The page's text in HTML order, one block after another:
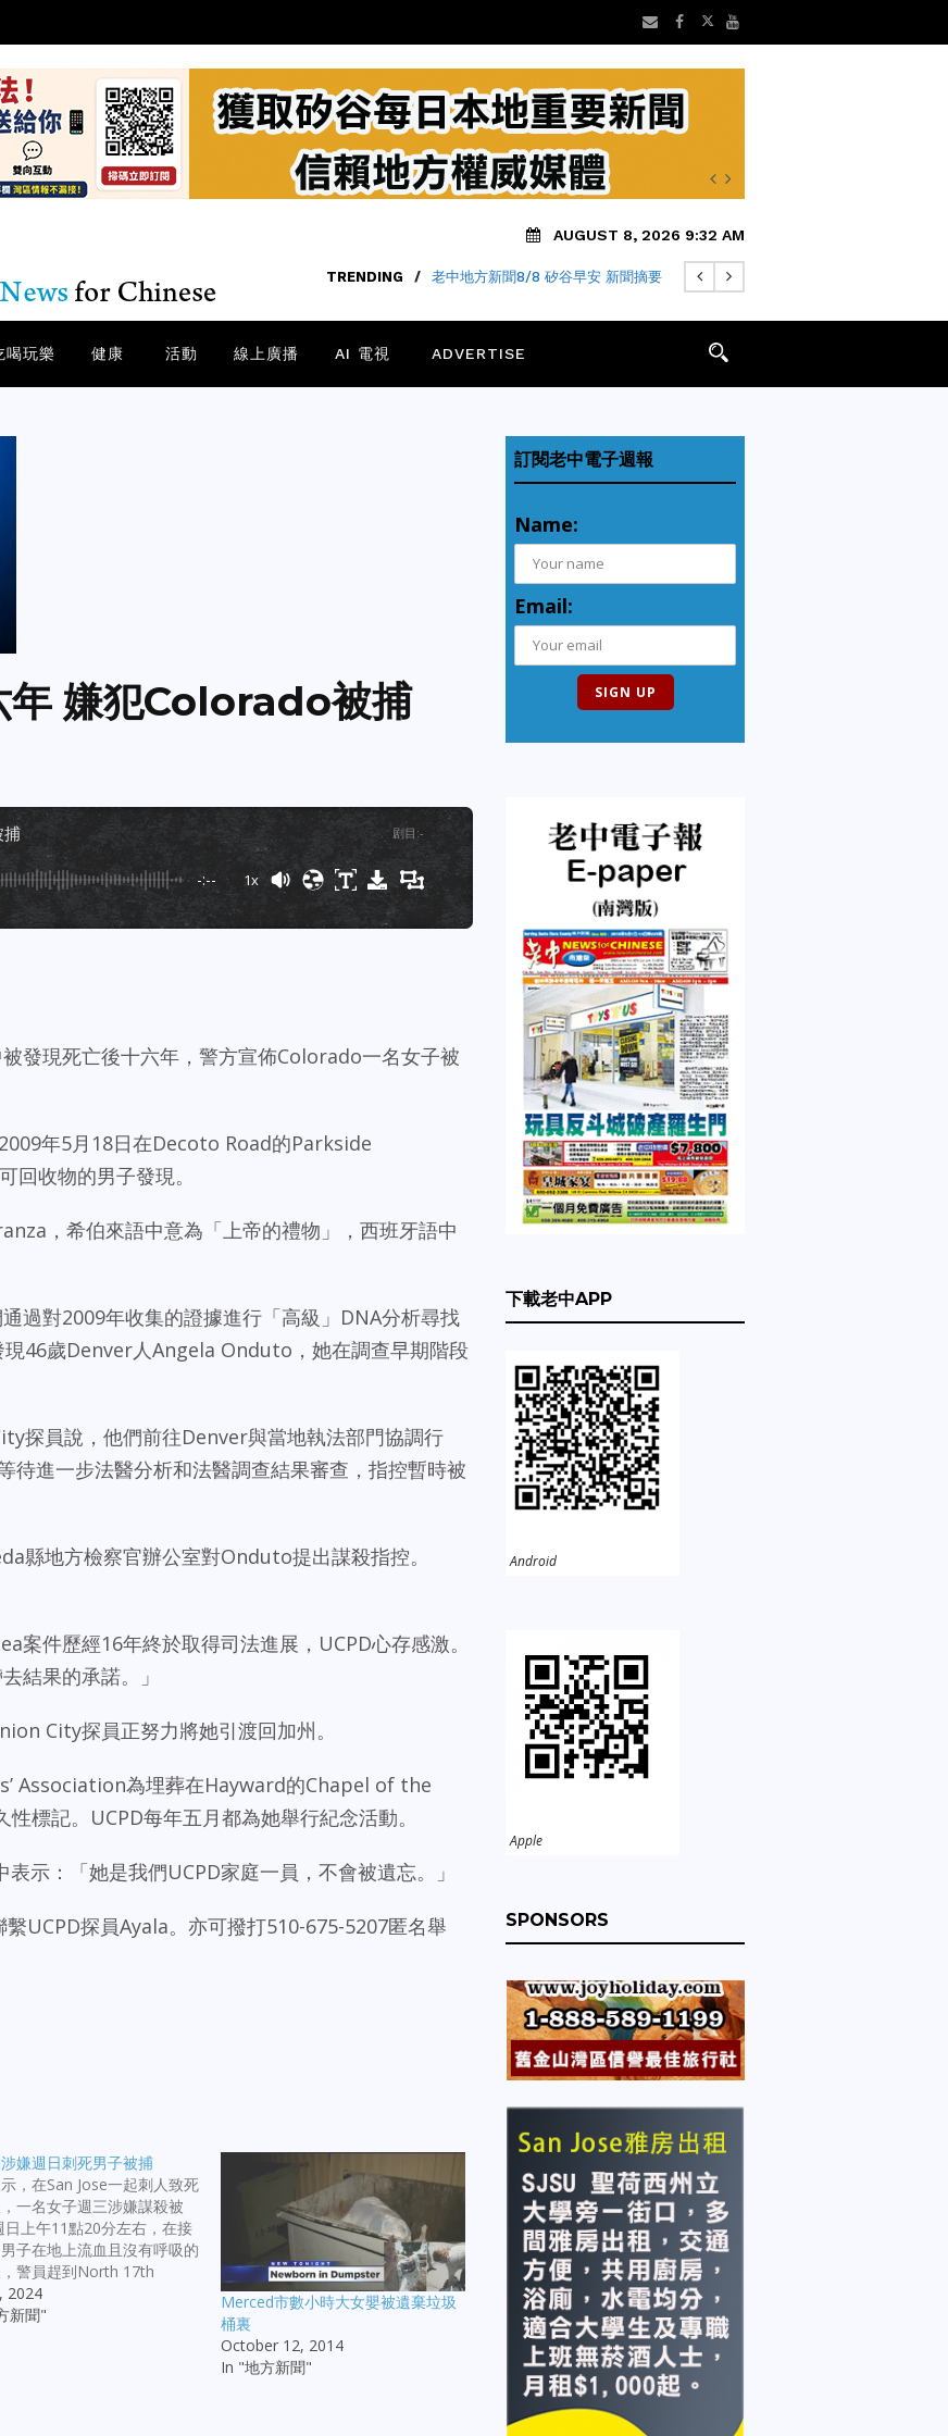
AUGUST 8, 2026 9:32 AM
TRENDING / 老中地方新聞8/8 矽谷早安 新聞摘要
喝玩樂 健康 活動 線上廣播 AI 電視 ADVERTISE
年 嫌犯Colorado被捕
捕 剧目 :-
-:-- 1x
Powered By
發現死亡後十六年，警方宣佈Colorado一名女子被
年5月18日在Decoto Road的Parkside
收物的男子發現。
，希伯來語中意為「上帝的禮物」，西班牙語中
過對2009年收集的證據進行「高級」DNA分析尋找
46歲Denver人Angela Onduto，她在調查早期階段
探員說，他們前往Denver與當地執法部門協調行
進一步法醫分析和法醫調查結果審查，指控暫時被
縣地方檢察官辦公室對Onduto提出謀殺指控。
案件歷經16年終於取得司法進展，UCPD心存感激。
結果的承諾。」
City探員正努力將她引渡回加州。
Association為埋葬在Hayward的Chapel of the
標記。UCPD每年五月都為她舉行紀念活動。
示：「她是我們UCPD家庭一員，不會被遺忘。」
UCPD探員Ayala。亦可撥打510-675-5207匿名舉
嫌週日刺死男子被捕
，在San Jose一起刺人致死
一名女子週三涉嫌謀殺被
日上午11點20分左右，在接
子在地上流血且沒有呼吸的
警員趕到North 17th
East Santa Clara Street地
人說，這名男子可能捲入一
2024
新聞"
Merced市數小時大女嬰被遺棄垃圾
桶裏
October 12, 2014
In "地方新聞"
訂閱老中電子週報
Name:
Email:
下載老中APP
Android
Apple
SPONSORS